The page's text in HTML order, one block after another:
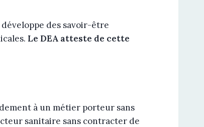
des savoir-être
Le DEA atteste de cette
à un métier porteur sans
sanitaire sans contracter de